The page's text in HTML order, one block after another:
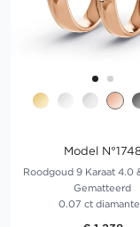
Model
Roodgoud 9 Karaat 4.0
Gematteerd
0.07 ct